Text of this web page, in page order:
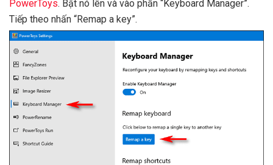
PowerToys. Bật nó lên và vào phần “Keyboard Manager”.
Tiếp theo nhấn “Remap a key”.